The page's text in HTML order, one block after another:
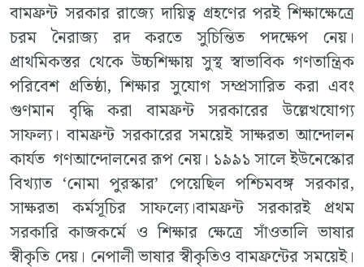
বামফ্রন্ট সরকার রাজ্যে দায়িত্ব গ্রহণের পরই শিক্ষাক্ষেত্রে
চরম নৈরাজ্য রদ করতে সুচিন্তিত পদক্ষেপ নেয়।
প্রাথমিকস্তর থেকে উচ্চশিক্ষায় সুস্থ স্বাভাবিক গণতান্ত্রিক
পরিবেশ প্রতিষ্ঠা, শিক্ষার সুযোগ সম্প্রসারিত করা এবং
গুণমান বৃদ্ধি করা বামফ্রন্ট সরকারের উল্লেখযোগ্য
সাফল্য। বামফ্রন্ট সরকারের সময়েই সাক্ষরতা আন্দোলন
কার্যত গণআন্দোলনের রূপ নেয়। ১৯৯১ সালে ইউনেস্কোর
বিখ্যাত ‘নোমা পুরস্কার’ পেয়েছিল পশ্চিমবঙ্গ সরকার,
সাক্ষরতা কর্মসূচির সাফল্যে।বামফ্রন্ট সরকারই প্রথম
সরকারি কাজকর্মে ও শিক্ষার ক্ষেত্রে সাঁওতালি ভাষার
স্বীকৃতি দেয়। নেপালী ভাষার স্বীকৃতিও বামফ্রন্টের সময়েই।